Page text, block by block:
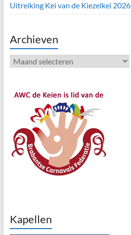
Uitreiking Kei van de Kiezelkei 2026
Archieven
Archieven
Kapellen